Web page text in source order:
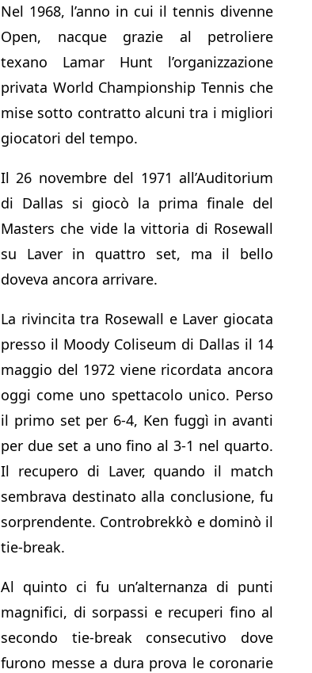
Nel 1968, l’anno in cui il tennis divenne
Open, nacque grazie al petroliere
texano Lamar Hunt l’organizzazione
privata World Championship Tennis che
mise sotto contratto alcuni tra i migliori
giocatori del tempo.
Il 26 novembre del 1971 all’Auditorium
di Dallas si giocò la prima finale del
Masters che vide la vittoria di Rosewall
su Laver in quattro set, ma il bello
doveva ancora arrivare.
La rivincita tra Rosewall e Laver giocata
presso il Moody Coliseum di Dallas il 14
maggio del 1972 viene ricordata ancora
oggi come uno spettacolo unico. Perso
il primo set per 6-4, Ken fuggì in avanti
per due set a uno fino al 3-1 nel quarto.
Il recupero di Laver, quando il match
sembrava destinato alla conclusione, fu
sorprendente. Controbrekkò e dominò il
tie-break.
Al quinto ci fu un’alternanza di punti
magnifici, di sorpassi e recuperi fino al
secondo tie-break consecutivo dove
furono messe a dura prova le coronarie